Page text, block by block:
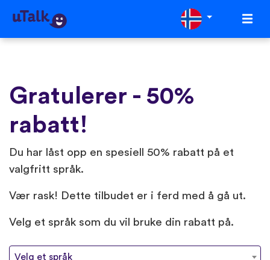
Gratulerer - 50%
rabatt!
Du har låst opp en spesiell 50% rabatt på et
valgfritt språk.
Vær rask! Dette tilbudet er i ferd med å gå ut.
Velg et språk som du vil bruke din rabatt på.
Velg et språk